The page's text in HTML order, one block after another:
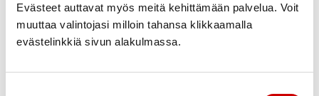
Evästeet auttavat myös meitä kehittämään palvelua. Voit
muuttaa valintojasi milloin tahansa klikkaamalla
evästelinkkiä sivun alakulmassa.
lokakuu 2022 1
Syksyn kuntosalivuorot
koulun liikuntasalilla
torstaisin